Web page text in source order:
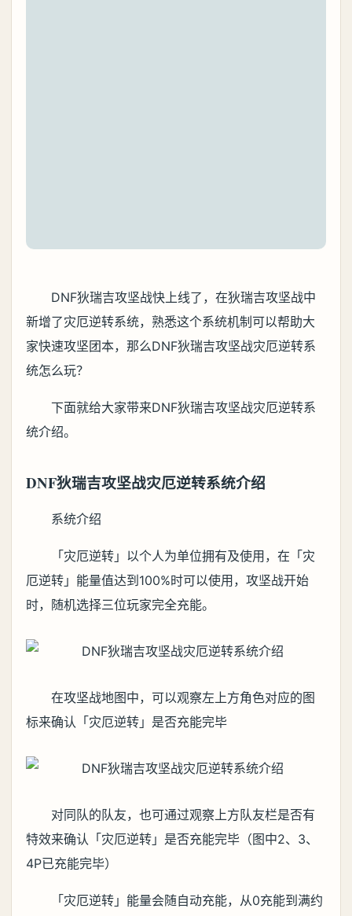
DNF狄瑞吉攻坚战快上线了，在狄瑞吉攻坚战中
新增了灾厄逆转系统，熟悉这个系统机制可以帮助大
家快速攻坚团本，那么DNF狄瑞吉攻坚战灾厄逆转系
统怎么玩？
下面就给大家带来DNF狄瑞吉攻坚战灾厄逆转系
统介绍。
DNF狄瑞吉攻坚战灾厄逆转系统介绍
系统介绍
「灾厄逆转」以个人为单位拥有及使用，在「灾
厄逆转」能量值达到100%时可以使用，攻坚战开始
时，随机选择三位玩家完全充能。
在攻坚战地图中，可以观察左上方角色对应的图
标来确认「灾厄逆转」是否充能完毕
对同队的队友，也可通过观察上方队友栏是否有
特效来确认「灾厄逆转」是否充能完毕（图中2、3、
4P已充能完毕）
「灾厄逆转」能量会随自动充能，从0充能到满约